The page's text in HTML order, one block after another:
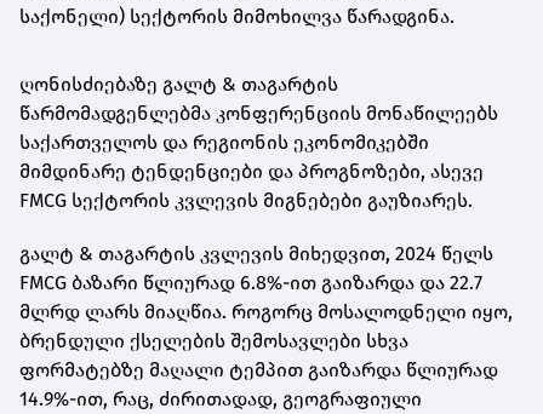
საქონელი) სექტორის მიმოხილვა წარადგინა.
ღონისძიებაზე გალტ & თაგარტის
წარმომადგენლებმა კონფერენციის მონაწილეებს
საქართველოს და რეგიონის ეკონომიკებში
მიმდინარე ტენდენციები და პროგნოზები, ასევე
FMCG სექტორის კვლევის მიგნებები გაუზიარეს.
გალტ & თაგარტის კვლევის მიხედვით, 2024 წელს
FMCG ბაზარი წლიურად 6.8%-ით გაიზარდა და 22.7
მლრდ ლარს მიაღწია. როგორც მოსალოდნელი იყო,
ბრენდული ქსელების შემოსავლები სხვა
ფორმატებზე მაღალი ტემპით გაიზარდა წლიურად
14.9%-ით, რაც, ძირითადად, გეოგრაფიული